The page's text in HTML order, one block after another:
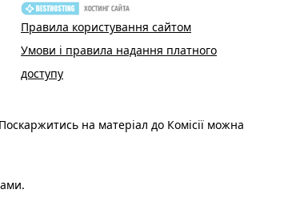
Правила користування сайтом
Умови і правила надання платного
доступу
на матеріал до Комісії можна